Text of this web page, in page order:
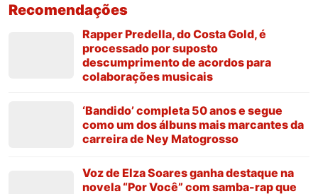
Recomendações
Rapper Predella, do Costa Gold, é
processado por suposto
descumprimento de acordos para
colaborações musicais
‘Bandido’ completa 50 anos e segue
como um dos álbuns mais marcantes da
carreira de Ney Matogrosso
Voz de Elza Soares ganha destaque na
novela “Por Você” com samba-rap que